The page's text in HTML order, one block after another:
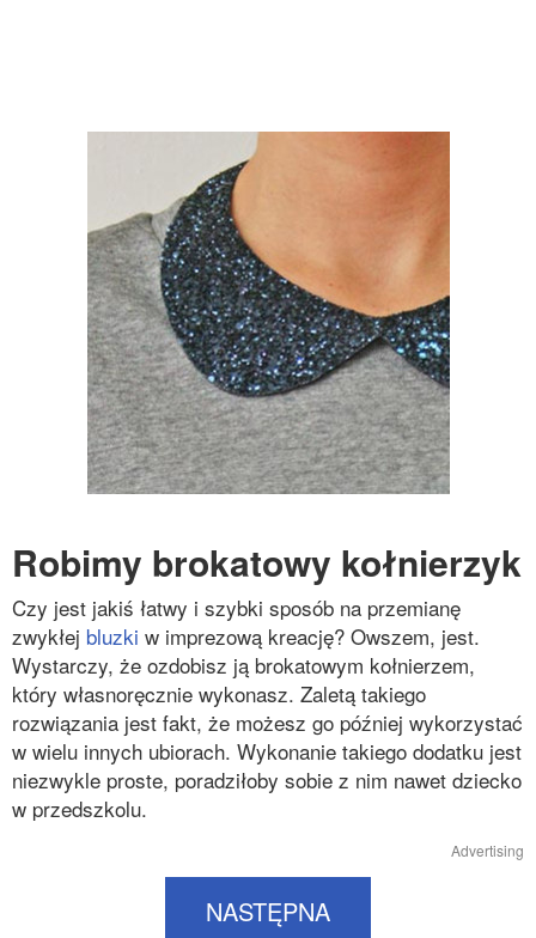
Robimy brokatowy kołnierzyk
Czy jest jakiś łatwy i szybki sposób na przemianę
zwykłej bluzki w imprezową kreację? Owszem, jest.
Wystarczy, że ozdobisz ją brokatowym kołnierzem,
który własnoręcznie wykonasz. Zaletą takiego
rozwiązania jest fakt, że możesz go później wykorzystać
w wielu innych ubiorach. Wykonanie takiego dodatku jest
niezwykle proste, poradziłoby sobie z nim nawet dziecko
w przedszkolu.
Advertising
NASTĘPNA